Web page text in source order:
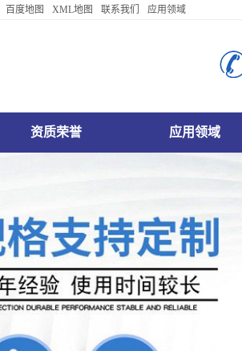
日本語
默认语言
百度地图 XML地图 联系我们 应用领域
公司资质荣誉衢州不锈钢护栏公司应用领域
衢州不